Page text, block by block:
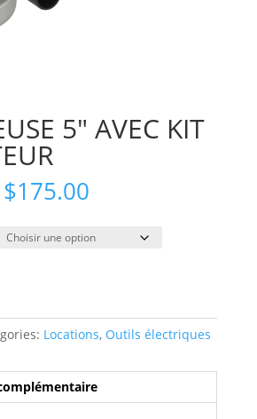
5″ AVEC KIT
$175.00Plage
prix :
$28.00
Locations, Outils électriques